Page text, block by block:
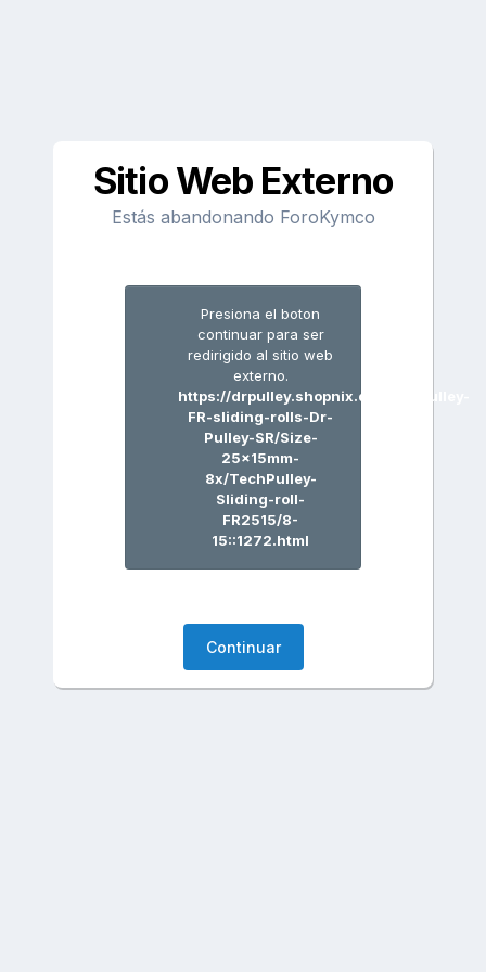
Sitio Web Externo
Estás abandonando ForoKymco
Presiona el boton
continuar para ser
redirigido al sitio web
externo.
https://drpulley.shopnix.de/TechPulley-
FR-sliding-rolls-Dr-
Pulley-SR/Size-
25x15mm-
8x/TechPulley-
Sliding-roll-
FR2515/8-
15::1272.html
Continuar